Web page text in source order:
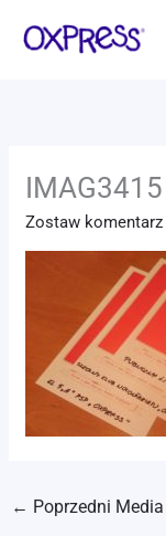
IMAG3415
Zostaw komentarz
← Poprzedni Media